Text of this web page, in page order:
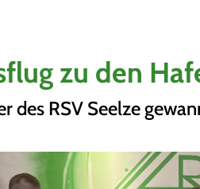
zu den
des RSV Seelze
finden
und Vertretungen
Sportabzeichen